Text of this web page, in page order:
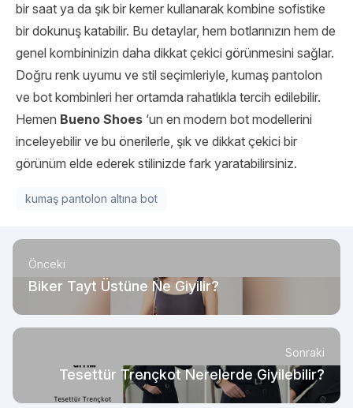
bir saat ya da şık bir kemer kullanarak kombine sofistike
bir dokunuş katabilir. Bu detaylar, hem botlarınızın hem de
genel kombininizin daha dikkat çekici görünmesini sağlar.
Doğru renk uyumu ve stil seçimleriyle, kumaş pantolon
ve bot kombinleri her ortamda rahatlıkla tercih edilebilir.
Hemen Bueno Shoes ‘un en modern bot modellerini
inceleyebilir ve bu önerilerle, şık ve dikkat çekici bir
görünüm elde ederek stilinizde fark yaratabilirsiniz.
kumaş pantolon altına bot
Önceki
Biker Tayt Üstüne Ne Giyilir?
Sonraki
Tesettür Trençkot Nerelerde Giyilebilir?